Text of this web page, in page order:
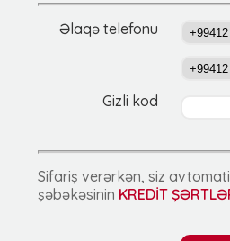
Əlaqə telefonu
Gizli kod
Sifariş verərkən, siz
şəbəkəsinin KREDİT